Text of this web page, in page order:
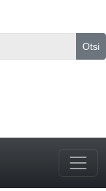
Otsi